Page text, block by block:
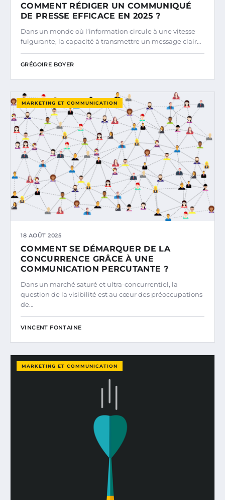
COMMENT RÉDIGER UN COMMUNIQUÉ
DE PRESSE EFFICACE EN 2025 ?
Dans un monde où l’information circule à une vitesse
fulgurante, la capacité à transmettre un message clair…
GRÉGOIRE BOYER
MARKETING ET COMMUNICATION
18 AOÛT 2025
COMMENT SE DÉMARQUER DE LA
CONCURRENCE GRÂCE À UNE
COMMUNICATION PERCUTANTE ?
Dans un marché saturé et ultra-concurrentiel, la
question de la visibilité est au cœur des préoccupations
de…
VINCENT FONTAINE
MARKETING ET COMMUNICATION